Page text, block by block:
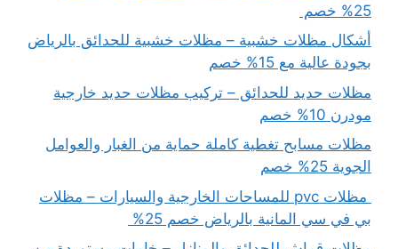
25% خصم
أشكال مظلات خشبية – مظلات خشبية للحدائق بالرياض
بجودة عالية مع 15% خصم
مظلات حديد للحدائق – تركيب مظلات حديد خارجية
مودرن 10% خصم
مظلات مسابح تغطية كاملة حماية من الغبار والعوامل
الجوية 25% خصم
مظلات pvc للمساحات الخارجية والسيارات – مظلات
بي في سي المانية بالرياض خصم 25%